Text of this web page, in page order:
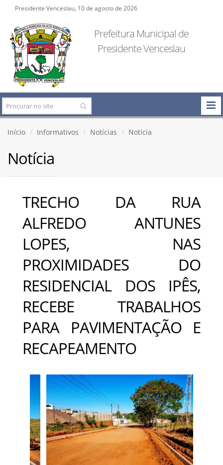
Presidente Venceslau, 10 de agosto de 2026
Prefeitura Municipal de
Presidente Venceslau
Início Informativos Notícias Notícia
Notícia
TRECHO DA RUA
ALFREDO ANTUNES
LOPES, NAS
PROXIMIDADES DO
RESIDENCIAL DOS IPÊS,
RECEBE TRABALHOS
PARA PAVIMENTAÇÃO E
RECAPEAMENTO